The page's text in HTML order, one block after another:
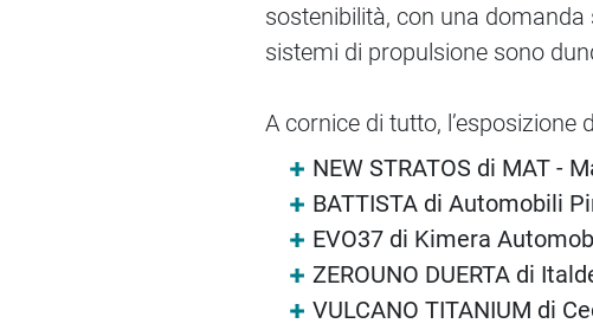
sostenibilità, con una
sistemi di propulsione sono
A cornice di tutto, l’esposizione
NEW STRATOS di MAT -
BATTISTA di Automobili
EVO37 di Kimera
ZEROUNO DUERTA di
VULCANO TITANIUM di